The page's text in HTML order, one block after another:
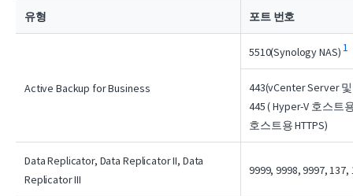
유형 포트 번호
Active Backup for Business
5510(Synology NAS)1
443(vCenter Server
445 ( Hyper-V 호스트
호스트용 HTTPS)
Data Replicator, Data Replicator II, Data
Replicator III
9999, 9998, 9997, 137,